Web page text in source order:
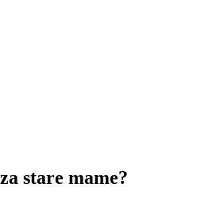
stare mame?